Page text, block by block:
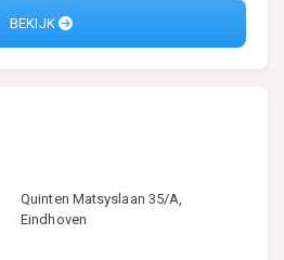
BEKIJK
Quinten Matsyslaan 35/A,
Eindhoven